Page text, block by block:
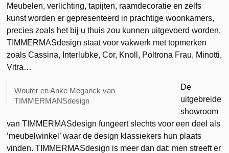
Meubelen, verlichting, tapijten, raamdecoratie en zelfs
kunst worden er gepresenteerd in prachtige woonkamers,
precies zoals het bij u thuis zou kunnen uitgevoerd worden.
TIMMERMASdesign staat voor vakwerk met topmerken
zoals Cassina, Interlubke, Cor, Knoll, Poltrona Frau, Minotti,
Vitra…
Wouter en Anke Meganck van
TIMMERMANSdesign
De
uitgebreide
showroom
van TIMMERMASdesign fungeert slechts voor een deel als
’meubelwinkel’ waar de design klassiekers hun plaats
vinden. TIMMERMASdesign is meer dan dat: men streeft er